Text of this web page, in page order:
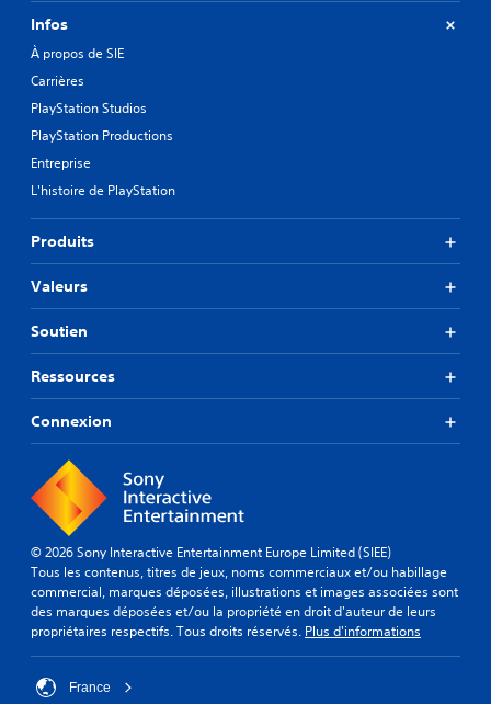
Infos
À propos de SIE
Carrières
PlayStation Studios
PlayStation Productions
Entreprise
L'histoire de PlayStation
Produits
Valeurs
Soutien
Ressources
Connexion
© 2026 Sony Interactive Entertainment Europe Limited (SIEE)
Tous les contenus, titres de jeux, noms commerciaux et/ou habillage
commercial, marques déposées, illustrations et images associées sont
des marques déposées et/ou la propriété en droit d'auteur de leurs
propriétaires respectifs. Tous droits réservés. Plus d'informations
France